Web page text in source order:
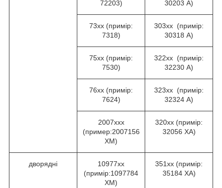
72203)
30203 А)
73хх (примір:
7318)
303хх (примір:
30318 А)
75хх (примір:
7530)
322хх (примір:
32230 А)
76хх (примір:
7624)
323хх (примір:
32324 А)
2007ххх
(пример:2007156
ХМ)
320хх (примір:
32056 ХА)
дворядні
10977хх
(примір:1097784
ХМ)
351хх (примір:
35184 ХА)